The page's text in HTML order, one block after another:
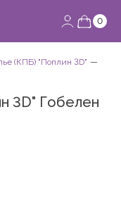
0
(КПБ) "Поплин 3D"
3D" Гобелен